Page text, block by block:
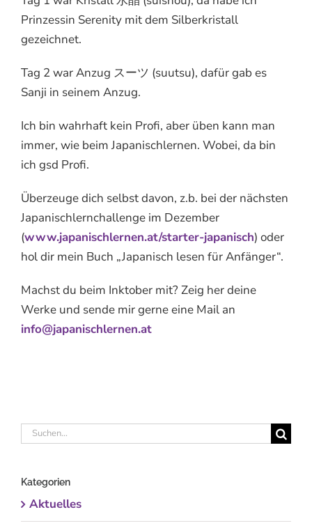
Prinzessin Serenity mit dem Silberkristall
gezeichnet.
Tag 2 war Anzug スーツ (suutsu), dafür gab es
Sanji in seinem Anzug.
Ich bin wahrhaft kein Profi, aber üben kann man
immer, wie beim Japanischlernen. Wobei, da bin
ich gsd Profi.
Überzeuge dich selbst davon, z.b. bei der nächsten
Japanischlernchallenge im Dezember
(www.japanischlernen.at/starter-japanisch) oder
hol dir mein Buch „Japanisch lesen für Anfänger“.
Machst du beim Inktober mit? Zeig her deine
Werke und sende mir gerne eine Mail an
info@japanischlernen.at
Suche
Kategorien
Aktuelles